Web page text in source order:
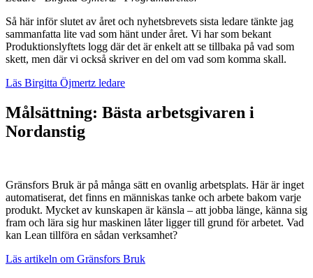
Så här inför slutet av året och nyhetsbrevets sista ledare tänkte jag
sammanfatta lite vad som hänt under året. Vi har som bekant
Produktionslyftets logg där det är enkelt att se tillbaka på vad som
skett, men där vi också skriver en del om vad som komma skall.
Läs Birgitta Öjmertz ledare
Målsättning: Bästa arbetsgivaren i
Nordanstig
Gränsfors Bruk är på många sätt en ovanlig arbetsplats. Här är inget
automatiserat, det finns en människas tanke och arbete bakom varje
produkt. Mycket av kunskapen är känsla – att jobba länge, känna sig
fram och lära sig hur maskinen låter ligger till grund för arbetet. Vad
kan Lean tillföra en sådan verksamhet?
Läs artikeln om Gränsfors Bruk